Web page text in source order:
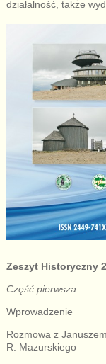
działalność, także
Zeszyt Historyczny
Część pierwsza
Wprowadzenie
Rozmowa z
R. Mazurskiego